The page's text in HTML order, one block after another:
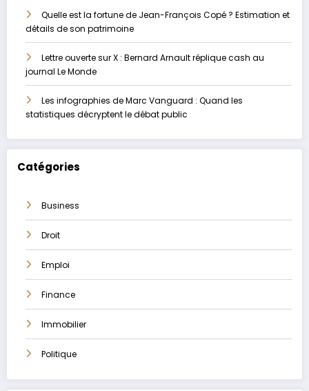
Quelle est la fortune de Jean-François Copé ? Estimation et
détails de son patrimoine
Lettre ouverte sur X : Bernard Arnault réplique cash au
journal Le Monde
Les infographies de Marc Vanguard : Quand les
statistiques décryptent le débat public
Catégories
Business
Droit
Emploi
Finance
Immobilier
Politique